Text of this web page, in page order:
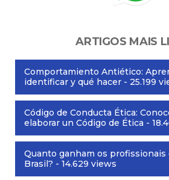
ARTIGOS MAIS
Comportamiento Antiético:
identificar y qué hacer - 25.199
Código de Conducta Ética:
elaborar un Código de Ética -
Quanto ganham os
Brasil? - 14.629 views